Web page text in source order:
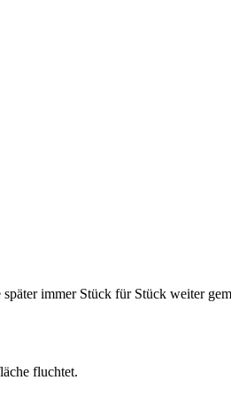
immer Stück für Stück weiter
fluchtet.